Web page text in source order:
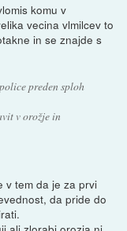
komu v
vecina vlmilcev to
in se znajde s
preden sploh
v orožje in
v tem da je za prvi
da pride do